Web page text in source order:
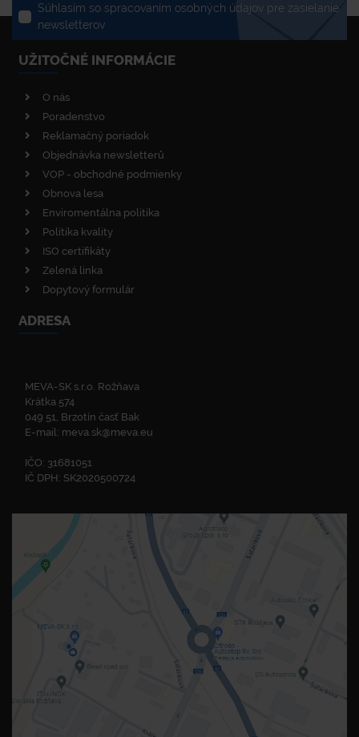
Súhlasím so spracovaním osobných údajov pre zasielanie
newsletterov
UŽITOČNÉ INFORMÁCIE
O nás
Poradenstvo
Reklamačný poriadok
Objednávka newsletterů
VOP - obchodné podmienky
Obnova lesa
Enviromentálna politika
Politika kvality
ISO certifikáty
Zelená linka
Dopytový formulár
ADRESA
MEVA-SK s.r.o. Rožňava
Krátka 574
049 51, Brzotín časť Bak
E-mail: meva.sk@meva.eu
IČO: 31681051
IČ DPH: SK2020500724